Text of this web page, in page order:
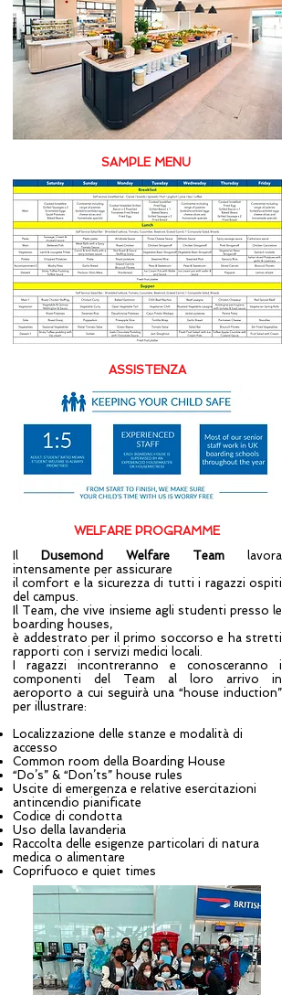
SAMPLE MENU
ASSISTENZA
WELFARE PROGRAMME
Il
Dusemond Welfare Team lavora
intensamente per assicurare
il comfort e la sicurezza di tutti i ragazzi ospiti
del campus.
Il Team, che vive insieme agli studenti presso le
boarding houses,
è addestrato per il primo soccorso e ha stretti
rapporti con i servizi medici locali.
I ragazzi incontreranno e conosceranno i
componenti del Team al loro arrivo in
aeroporto a cui seguirà una “house induction”
per illustrare:
Localizzazione delle stanze e modalità di
accesso
Common room della Boarding House
“Do’s” & “Don’ts” house rules
Uscite di emergenza e relative esercitazioni
antincendio pianificate
Codice di condotta
Uso della lavanderia
Raccolta delle esigenze particolari di natura
medica o alimentare
Coprifuoco e quiet times